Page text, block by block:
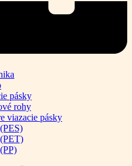
pásky
rohy
viazacie pásky